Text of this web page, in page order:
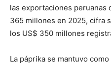
las exportaciones peruanas
365 millones en 2025, cifra
los US$ 350 millones
La páprika se mantuvo